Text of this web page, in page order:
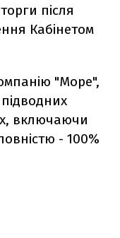
після
Кабінетом
"Море",
включаючи
- 100%